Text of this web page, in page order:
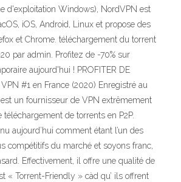
d'exploitation Windows), NordVPN est
iOS, Android, Linux et propose des
et Chrome. téléchargement du torrent
par admin. Profitez de -70% sur
aujourd'hui ! PROFITER DE
- VPN #1 en France (2020) Enregistré au
un fournisseur de VPN extrêmement
de torrents en P2P.
aujourd’hui comment étant l’un des
compétitifs du marché et soyons franc,
Effectivement, il offre une qualité de
« Torrent-Friendly » càd qu’ ils offrent